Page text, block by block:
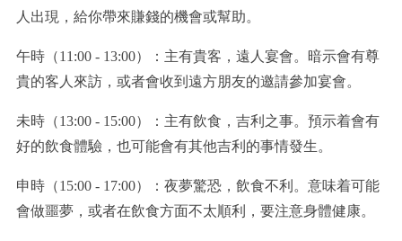
人出現，給你帶來賺錢的機會或幫助。
午時（11:00 - 13:00）：主有貴客，遠人宴會。暗示會有尊
貴的客人來訪，或者會收到遠方朋友的邀請參加宴會。
未時（13:00 - 15:00）：主有飲食，吉利之事。預示着會有
好的飲食體驗，也可能會有其他吉利的事情發生。
申時（15:00 - 17:00）：夜夢驚恐，飲食不利。意味着可能
會做噩夢，或者在飲食方面不太順利，要注意身體健康。